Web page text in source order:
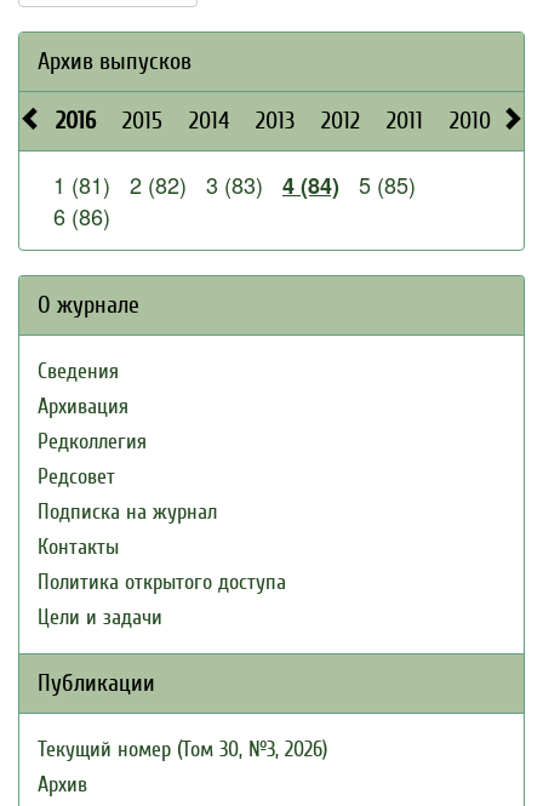
Архив выпусков
2016 2015 2014 2013 2012 2011 2010
1 (81) 2 (82) 3 (83) 4 (84)
5 (85)
6 (86)
О журнале
Сведения
Архивация
Редколлегия
Редсовет
Подписка на журнал
Контакты
Политика открытого доступа
Цели и задачи
Публикации
Текущий номер (Том 30, №3, 2026)
Архив